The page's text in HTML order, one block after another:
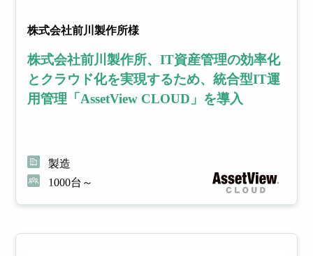
株式会社前川製作所様
株式会社前川製作所、IT資産管理の効率化
とクラウド化を実現するため、統合型IT運
用管理「AssetView CLOUD」を導入
製造
1000台～